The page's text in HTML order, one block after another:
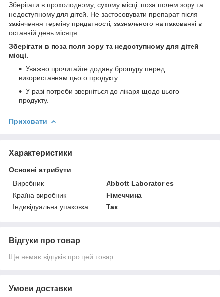
Зберігати в прохолодному, сухому місці, поза полем зору та
недоступному для дітей. Не застосовувати препарат після
закінчення терміну придатності, зазначеного на пакованні в
останній день місяця.
Зберігати в поза поля зору та недоступному для дітей
місці.
Уважно прочитайте додану брошуру перед
використанням цього продукту.
У разі потреби зверніться до лікаря щодо цього
продукту.
Приховати
Характеристики
Основні атрибути
Виробник
Abbott Laboratories
Країна виробник
Німеччина
Індивідуальна упаковка
Так
Відгуки про товар
Ще немає відгуків про цей товар
Умови доставки